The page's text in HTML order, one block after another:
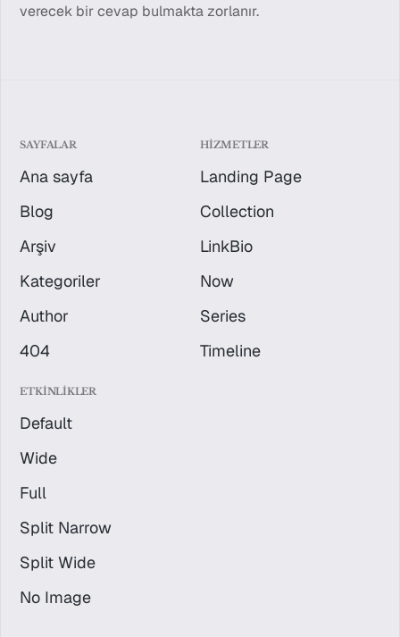
verecek bir cevap bulmakta zorlanır.
SAYFALAR
Ana sayfa
Blog
Arşiv
Kategoriler
Author
404
HIZMETLER
Landing Page
Collection
LinkBio
Now
Series
Timeline
ETKINLIKLER
Default
Wide
Full
Split Narrow
Split Wide
No Image